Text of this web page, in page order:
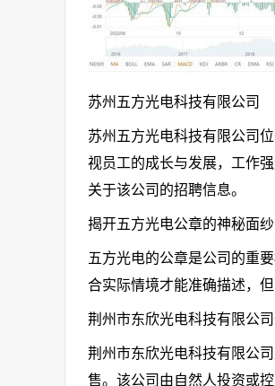
苏州五方光电科技有限公司
苏州五方光电科技有限公司
视员工的成长与发展，工作
关于该公司的招聘信息。
揭开五方光电公章的神秘面纱
五方光电的公章是公司的重
合实际情境才能准确描述，
荆州市东欣光电科技有限公
荆州市东欣光电科技有限公
售。该公司由自然人投资或